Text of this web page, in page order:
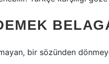
bir sözünden